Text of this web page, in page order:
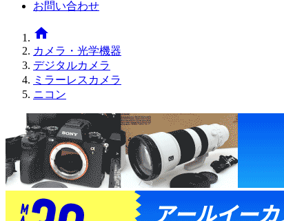
お問い合わせ
home
カメラ・光学機器
デジタルカメラ
ミラーレスカメラ
ニコン